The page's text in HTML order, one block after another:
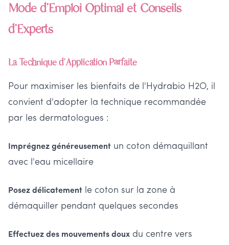
Mode d'Emploi Optimal et Conseils
d'Experts
La Technique d'Application Parfaite
Pour maximiser les bienfaits de l'Hydrabio H2O, il
convient d'adopter la technique recommandée
par les dermatologues :
Imprégnez généreusement un coton démaquillant
avec l'eau micellaire
Posez délicatement le coton sur la zone à
démaquiller pendant quelques secondes
Effectuez des mouvements doux du centre vers